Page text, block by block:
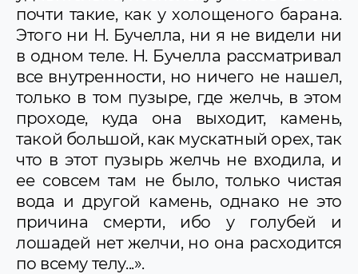
почти такие, как у холощеного барана.
Этого ни Н. Бучелла, ни я не видели ни
в одном теле. Н. Бучелла рассматривал
все внутренности, но ничего не нашел,
только в том пузыре, где желчь, в этом
проходе, куда она выходит, камень,
такой большой, как мускатный орех, так
что в этот пузырь желчь не входила, и
ее совсем там не было, только чистая
вода и другой камень, однако не это
причина смерти, ибо у голубей и
лошадей нет желчи, но она расходится
по всему телу...».